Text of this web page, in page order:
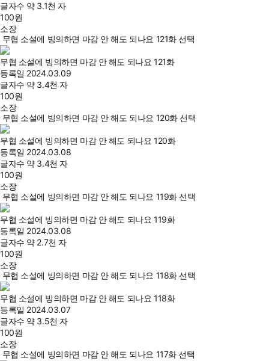
글자수 약 3.1천 자
100원
소장
무협 소설에 빙의하면 마감 안 해도 되나요 121화 선택
무협 소설에 빙의하면 마감 안 해도 되나요 121화
등록일 2024.03.09
글자수 약 3.4천 자
100원
소장
무협 소설에 빙의하면 마감 안 해도 되나요 120화 선택
무협 소설에 빙의하면 마감 안 해도 되나요 120화
등록일 2024.03.08
글자수 약 3.4천 자
100원
소장
무협 소설에 빙의하면 마감 안 해도 되나요 119화 선택
무협 소설에 빙의하면 마감 안 해도 되나요 119화
등록일 2024.03.08
글자수 약 2.7천 자
100원
소장
무협 소설에 빙의하면 마감 안 해도 되나요 118화 선택
무협 소설에 빙의하면 마감 안 해도 되나요 118화
등록일 2024.03.07
글자수 약 3.5천 자
100원
소장
무협 소설에 빙의하면 마감 안 해도 되나요 117화 선택